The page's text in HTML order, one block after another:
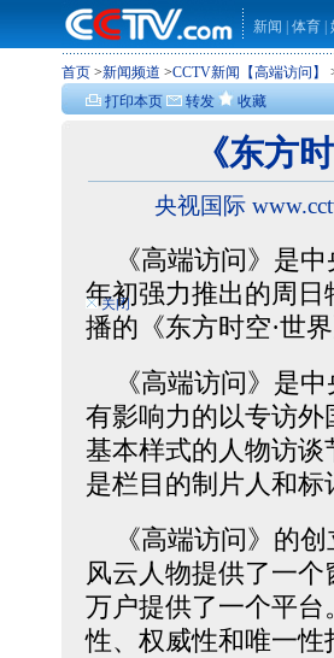
新闻 体育
首页 >新闻频道 >CCTV新闻【高端访问】
打印本页
转发 收藏
关闭
《东方
央视国际
《高端访问》是中
年初强力推出的周日
播的《东方时空·世界
《高端访问》是中
有影响力的以专访
基本样式的人物访
是栏目的制片人和标
《高端访问》的创
风云人物提供了一
万户提供了一个平
性、权威性和唯一